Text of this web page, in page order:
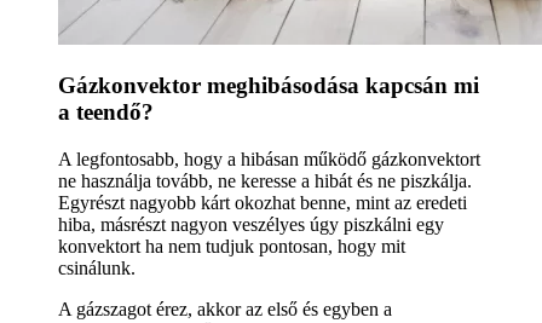
Gázkonvektor meghibásodása kapcsán mi
a teendő?
A legfontosabb, hogy a hibásan működő gázkonvektort
ne használja tovább, ne keresse a hibát és ne piszkálja.
Egyrészt nagyobb kárt okozhat benne, mint az eredeti
hiba, másrészt nagyon veszélyes úgy piszkálni egy
konvektort ha nem tudjuk pontosan, hogy mit
csinálunk.
A gázszagot érez, akkor az első és egyben a